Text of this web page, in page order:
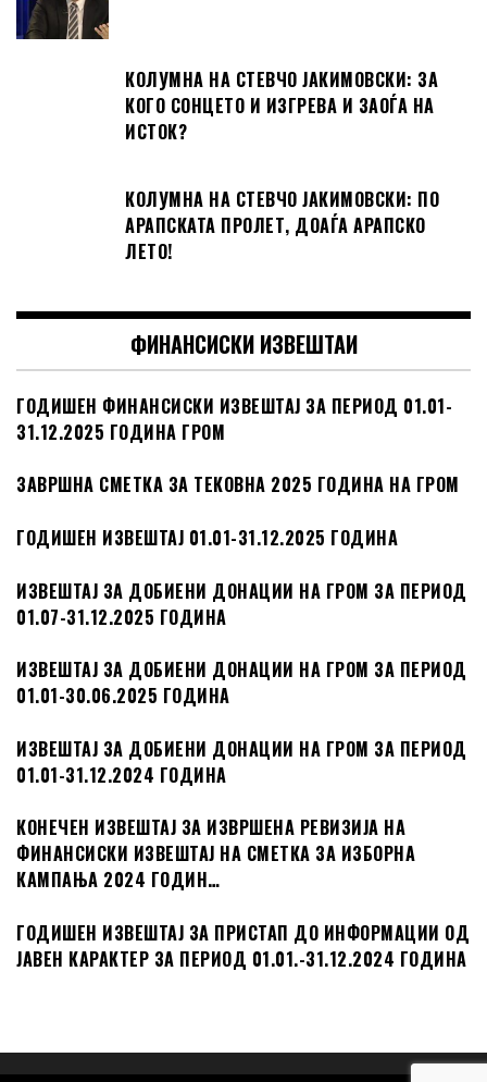
КОЛУМНА НА СТЕВЧО ЈАКИМОВСКИ: ЗА
КОГО СОНЦЕТО И ИЗГРЕВА И ЗАОЃА НА
ИСТОК?
КОЛУМНА НА СТЕВЧО ЈАКИМОВСКИ: ПО
АРАПСКАТА ПРОЛЕТ, ДОАЃА АРАПСКО ЛЕТО!
ФИНАНСИСКИ ИЗВЕШТАИ
ГОДИШЕН ФИНАНСИСКИ ИЗВЕШТАЈ ЗА ПЕРИОД 01.01-
31.12.2025 ГОДИНА ГРОМ
ЗАВРШНА СМЕТКА ЗА ТЕКОВНА 2025 ГОДИНА НА ГРОМ
ГОДИШЕН ИЗВЕШТАЈ 01.01-31.12.2025 ГОДИНА
ИЗВЕШТАЈ ЗА ДОБИЕНИ ДОНАЦИИ НА ГРОМ ЗА ПЕРИОД
ИЗВЕШТАЈ ЗА ДОБИЕНИ ДОНАЦИИ НА ГРОМ ЗА ПЕРИОД
ИЗВЕШТАЈ ЗА ДОБИЕНИ ДОНАЦИИ НА ГРОМ ЗА ПЕРИОД
КОНЕЧЕН ИЗВЕШТАЈ ЗА ИЗВРШЕНА РЕВИЗИЈА НА
ФИНАНСИСКИ ИЗВЕШТАЈ НА СМЕТКА ЗА ИЗБОРНА
КАМПАЊА 2024 ГОДИН…
ГОДИШЕН ИЗВЕШТАЈ ЗА ПРИСТАП ДО ИНФОРМАЦИИ ОД
ЈАВЕН КАРАКТЕР ЗА ПЕРИОД 01.01.-31.12.2024 ГОДИНА
Powered byWordPress